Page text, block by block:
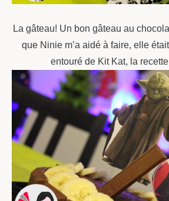
La gâteau! Un bon gâteau au
que Ninie m’a aidé à faire, elle
entouré de Kit Kat, la